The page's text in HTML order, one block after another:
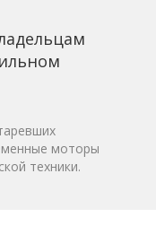
моторы
техники.